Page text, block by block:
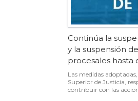
Continúa la
y la suspensión
procesales hasta
Las medidas
Superior de Justicia,
contribuir con las